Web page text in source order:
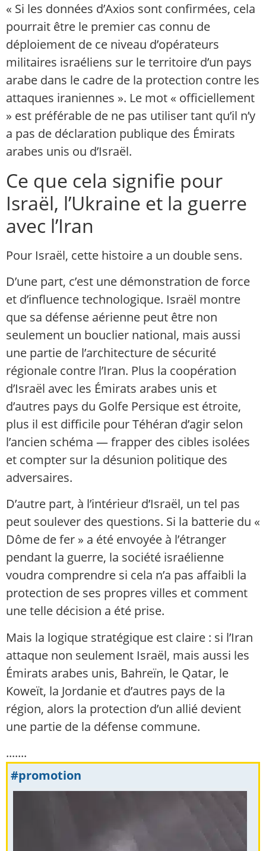
« Si les données d’Axios sont confirmées, cela
pourrait être le premier cas connu de
déploiement de ce niveau d’opérateurs
militaires israéliens sur le territoire d’un pays
arabe dans le cadre de la protection contre les
attaques iraniennes ». Le mot « officiellement
» est préférable de ne pas utiliser tant qu’il n’y
a pas de déclaration publique des Émirats
arabes unis ou d’Israël.
Ce que cela signifie pour
Israël, l’Ukraine et la guerre
avec l’Iran
Pour Israël, cette histoire a un double sens.
D’une part, c’est une démonstration de force
et d’influence technologique. Israël montre
que sa défense aérienne peut être non
seulement un bouclier national, mais aussi
une partie de l’architecture de sécurité
régionale contre l’Iran. Plus la coopération
d’Israël avec les Émirats arabes unis et
d’autres pays du Golfe Persique est étroite,
plus il est difficile pour Téhéran d’agir selon
l’ancien schéma — frapper des cibles isolées
et compter sur la désunion politique des
adversaires.
D’autre part, à l’intérieur d’Israël, un tel pas
peut soulever des questions. Si la batterie du «
Dôme de fer » a été envoyée à l’étranger
pendant la guerre, la société israélienne
voudra comprendre si cela n’a pas affaibli la
protection de ses propres villes et comment
une telle décision a été prise.
Mais la logique stratégique est claire : si l’Iran
attaque non seulement Israël, mais aussi les
Émirats arabes unis, Bahreïn, le Qatar, le
Koweït, la Jordanie et d’autres pays de la
région, alors la protection d’un allié devient
une partie de la défense commune.
.......
#promotion